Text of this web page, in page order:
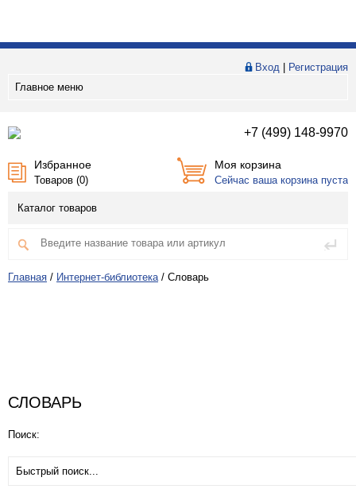
Вход
Регистрация
Главное меню
+7 (499) 148-9970
Избранное
Товаров (0)
Моя корзина
Сейчас ваша корзина пуста
Каталог товаров
Главная / Интернет-библиотека / Словарь
СЛОВАРЬ
Поиск: